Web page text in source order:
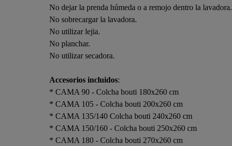
No dejar la prenda húmeda o a remojo dentro la lavadora.
No sobrecargar la lavadora.
No utilizar lejia.
No planchar.
No utilizar secadora.
Accesorios incluidos:
* CAMA 90 - Colcha bouti 180x260 cm
* CAMA 105 - Colcha bouti 200x260 cm
* CAMA 135/140 Colcha bouti 240x260 cm
* CAMA 150/160 - Colcha bouti 250x260 cm
* CAMA 180 - Colcha bouti 270x260 cm